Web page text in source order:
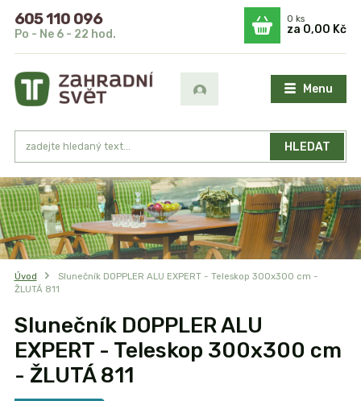
Menu
HLEDAT
605 110 096
Po - Ne 6 - 22 hod.
0ks
za 0,00 Kč
Úvod
Slunečník DOPPLER ALU EXPERT - Teleskop 300x300 cm -
ŽLUTÁ 811
Slunečník DOPPLER ALU
EXPERT - Teleskop 300x300 cm
- ŽLUTÁ 811